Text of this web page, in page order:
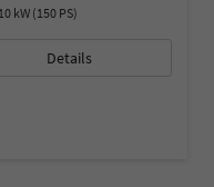
kW (150 PS)
Details